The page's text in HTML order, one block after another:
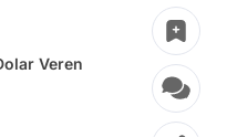
Veren